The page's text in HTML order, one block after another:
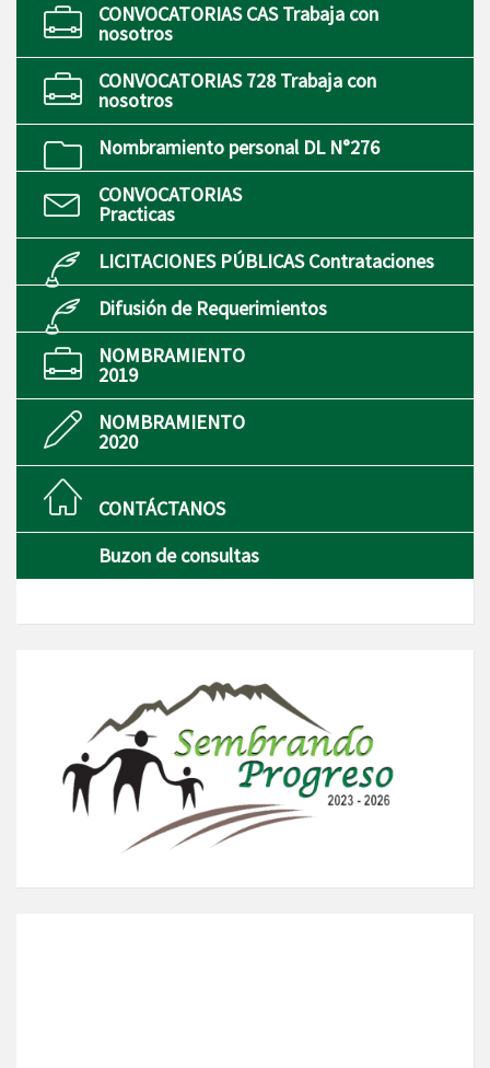
CONVOCATORIAS CAS Trabaja con
nosotros
CONVOCATORIAS 728 Trabaja con
nosotros
Nombramiento personal DL N°276
CONVOCATORIAS
Practicas
LICITACIONES PÚBLICAS Contrataciones
Difusión de Requerimientos
NOMBRAMIENTO
2019
NOMBRAMIENTO
2020
CONTÁCTANOS
Buzon de consultas